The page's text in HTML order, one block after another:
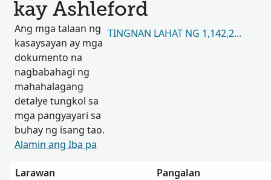
kay Ashleford
Ang mga talaan ng
kasaysayan ay mga
dokumento na
nagbabahagi ng
mahahalagang
detalye tungkol sa
mga pangyayari sa
buhay ng isang tao.
Alamin ang Iba pa
TINGNAN LAHAT NG 1,142,251
Larawan
Pangalan